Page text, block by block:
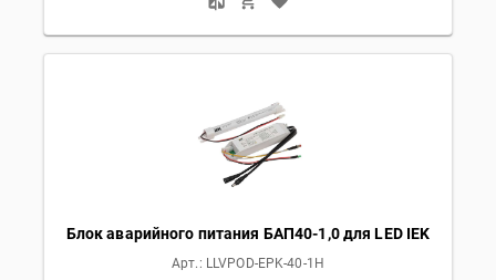
Блок аварийного питания БАП40-1,0 для LED IEK
Арт.: LLVPOD-EPK-40-1H